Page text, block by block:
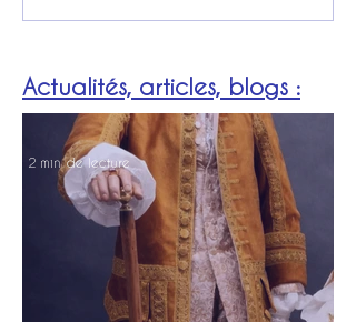
Actualités, articles, blogs :
2 min de lecture